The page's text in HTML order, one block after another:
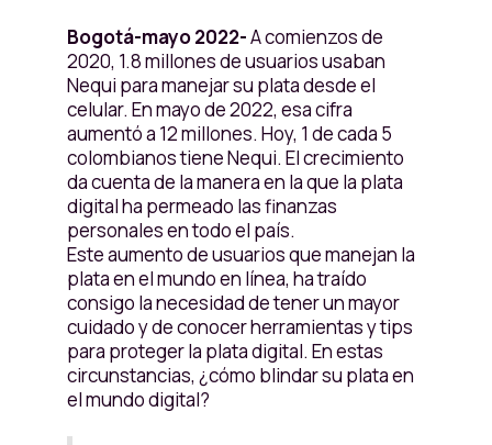
Bogotá-mayo 2022-A comienzos de
2020, 1.8 millones de usuarios usaban
Nequi para manejar su plata desde el
celular. En mayo de 2022, esa cifra
aumentó a 12 millones. Hoy, 1 de cada 5
colombianos tiene Nequi. El crecimiento
da cuenta de la manera en la que la plata
digital ha permeado las finanzas
personales en todo el país.
Este aumento de usuarios que manejan la
plata en el mundo en línea, ha traído
consigo la necesidad de tener un mayor
cuidado y de conocer herramientas y tips
para proteger la plata digital. En estas
circunstancias, ¿cómo blindar su plata en
el mundo digital?